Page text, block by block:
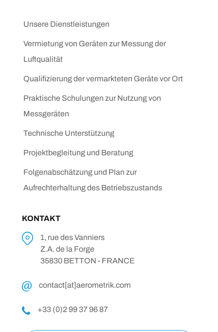
Unsere Dienstleistungen
Vermietung von Geräten zur Messung der
Luftqualität
Qualifizierung der vermarkteten Geräte vor Ort
Praktische Schulungen zur Nutzung von
Messgeräten
Technische Unterstützung
Projektbegleitung und Beratung
Folgenabschätzung und Plan zur
Aufrechterhaltung des Betriebszustands
KONTAKT
1, rue des Vanniers
Z.A. de la Forge
35830 BETTON - FRANCE
contact[at]aerometrik.com
+33 (0)2 99 37 96 87